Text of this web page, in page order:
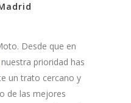
Desde que en
prioridad has
un trato cercano y
de las mejores